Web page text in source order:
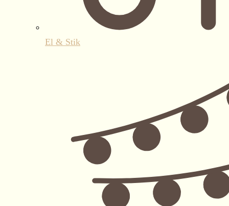
El & Stik